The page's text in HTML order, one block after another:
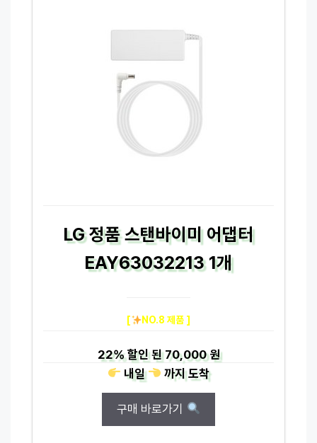
LG 정품 스탠바이미 어댑터
EAY63032213 1개
[ NO.8 제품 ]
22%할인 된70,000 원
내일
까지도착
구매 바로가기